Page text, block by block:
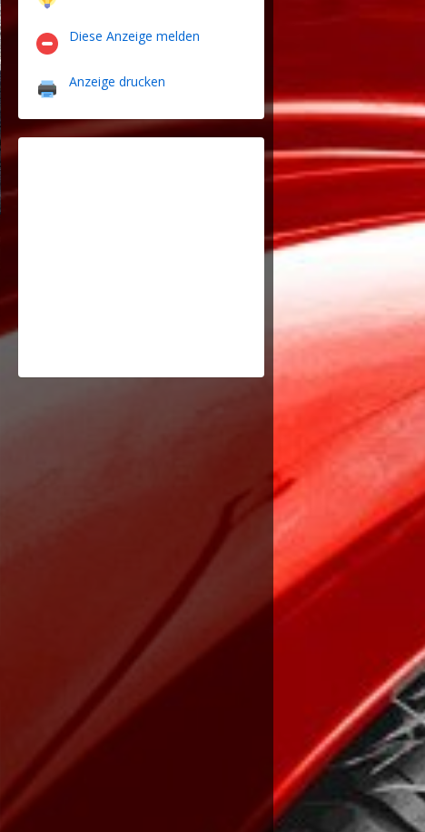
Diese Anzeige melden
Anzeige drucken